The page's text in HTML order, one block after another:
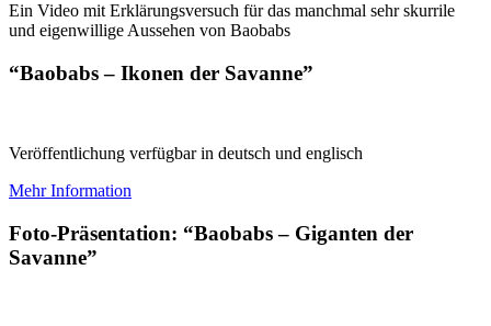
Ein Video mit Erklärungsversuch für das manchmal sehr skurrile
und eigenwillige Aussehen von Baobabs
“Baobabs – Ikonen der Savanne”
Veröffentlichung verfügbar in deutsch und englisch
Mehr Information
Foto-Präsentation: “Baobabs – Giganten der
Savanne”